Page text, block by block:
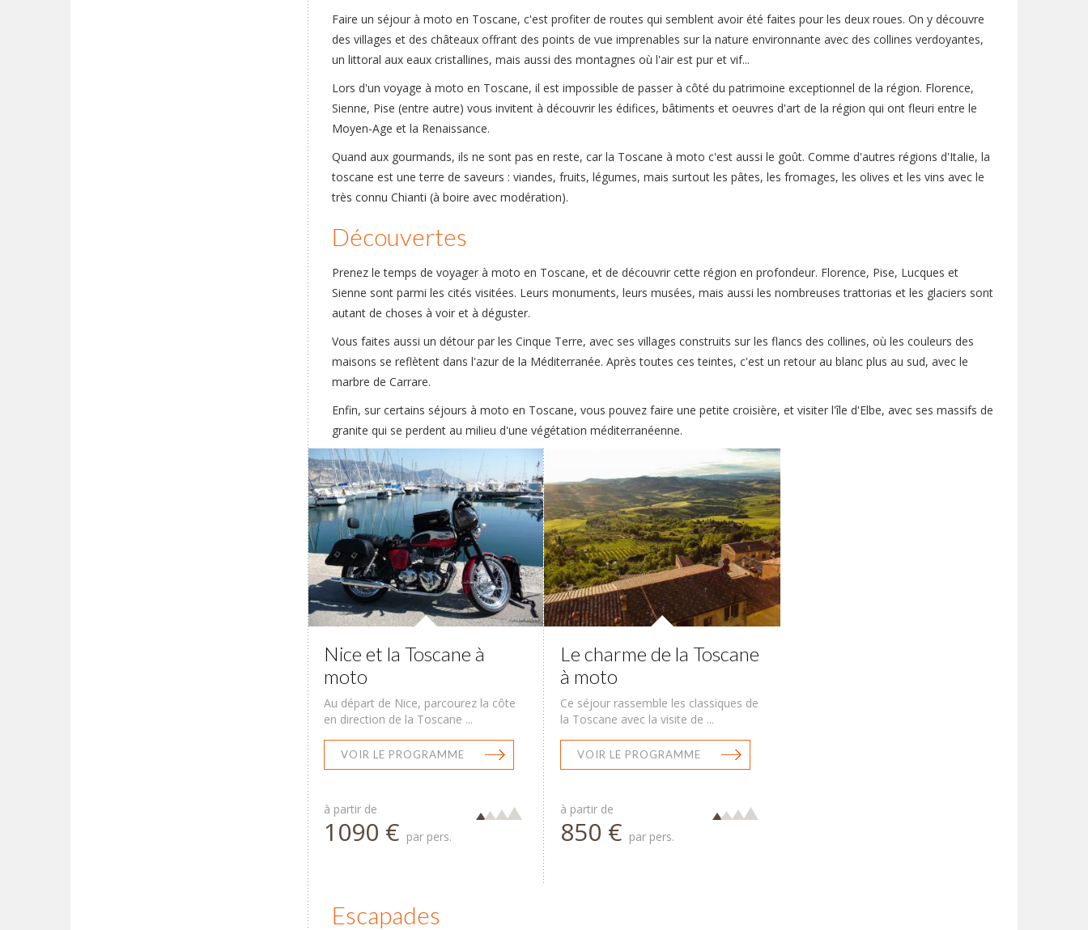
Faire un séjour à moto en Toscane, c'est profiter de routes qui semblent avoir été faites pour les deux roues. On y découvre
des villages et des châteaux offrant des points de vue imprenables sur la nature environnante avec des collines verdoyantes,
un littoral aux eaux cristallines, mais aussi des montagnes où l'air est pur et vif...
Lors d'un voyage à moto en Toscane, il est impossible de passer à côté du patrimoine exceptionnel de la région. Florence,
Sienne, Pise (entre autre) vous invitent à découvrir les édifices, bâtiments et oeuvres d'art de la région qui ont fleuri entre le
Moyen-Age et la Renaissance.
Quand aux gourmands, ils ne sont pas en reste, car la Toscane à moto c'est aussi le goût. Comme d'autres régions d'Italie, la
toscane est une terre de saveurs : viandes, fruits, légumes, mais surtout les pâtes, les fromages, les olives et les vins avec le
très connu Chianti (à boire avec modération).
Découvertes
Prenez le temps de voyager à moto en Toscane, et de découvrir cette région en profondeur. Florence, Pise, Lucques et
Sienne sont parmi les cités visitées. Leurs monuments, leurs musées, mais aussi les nombreuses trattorias et les glaciers sont
autant de choses à voir et à déguster.
Vous faites aussi un détour par les Cinque Terre, avec ses villages construits sur les flancs des collines, où les couleurs des
maisons se reflètent dans l'azur de la Méditerranée. Après toutes ces teintes, c'est un retour au blanc plus au sud, avec le
marbre de Carrare.
Enfin, sur certains séjours à moto en Toscane, vous pouvez faire une petite croisière, et visiter l'île d'Elbe, avec ses massifs de
granite qui se perdent au milieu d'une végétation méditerranéenne.
Nice et la Toscane à
moto
Au départ de Nice, parcourez la côte
en direction de la Toscane ...
VOIR LE PROGRAMME
à partir de
1090 € par pers.
Le charme de la Toscane
à moto
Ce séjour rassemble les classiques de
la Toscane avec la visite de ...
VOIR LE PROGRAMME
à partir de
850 € par pers.
Escapades